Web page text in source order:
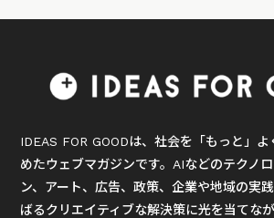
IDEAS FOR GOODは、社会を「もっと」
めたウェブマガジンです。AIなどのテクノ
ン、アート、広告、政策、企業や地域の実
ばるクリエイティブな解決策に光を当てな